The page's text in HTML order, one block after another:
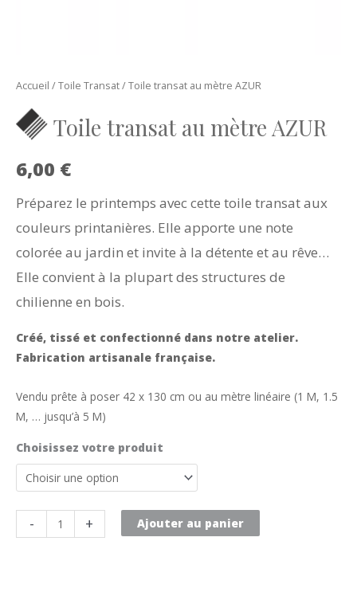
Accueil /Toile Transat/ Toile transat au mètre AZUR
Toile transat au mètre AZUR
6,00 €
Préparez le printemps avec cette toile transat aux
couleurs printanières. Elle apporte une note
colorée au jardin et invite à la détente et au rêve…
Elle convient à la plupart des structures de
chilienne en bois.
Créé, tissé et confectionné dans notre atelier.
Fabrication artisanale française.
Vendu prête à poser 42 x 130 cm ou au mètre linéaire (1 M, 1.5
M, … jusqu’à 5 M)
Choisissez votre produit
-
de
+ Ajouter au panier